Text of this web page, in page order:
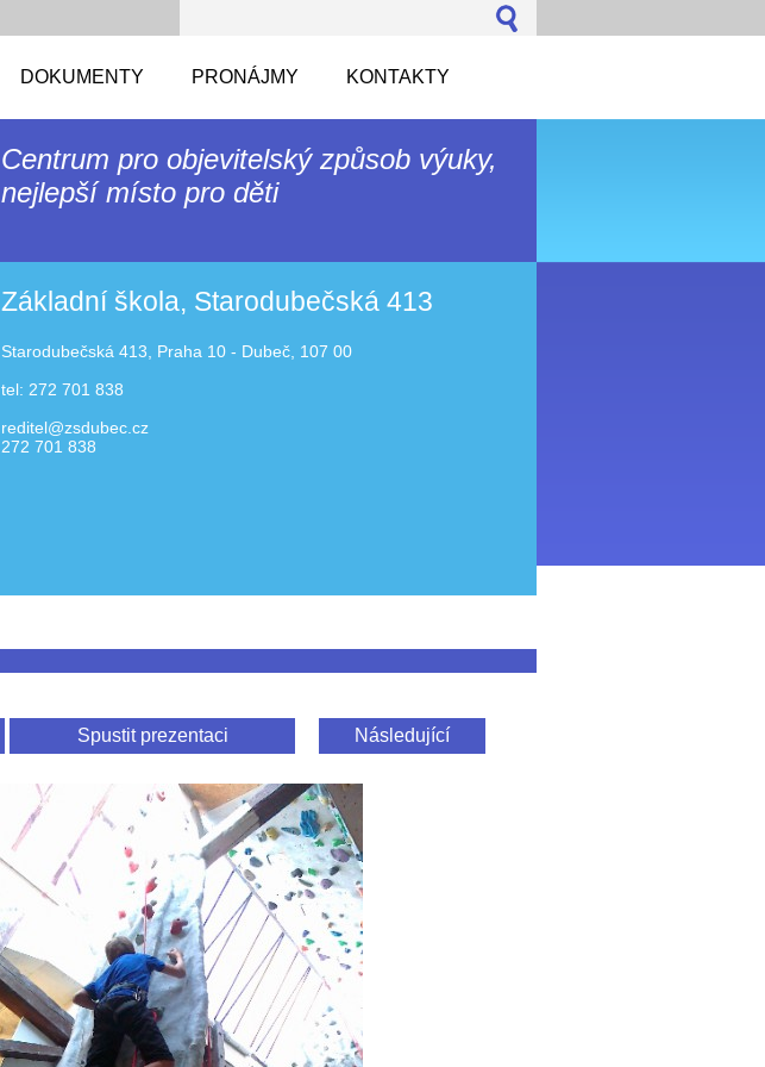
DOKUMENTY PRONÁJMY KONTAKTY
Centrum pro objevitelský způsob výuky,
nejlepší místo pro děti
Základní škola, Starodubečská 413
Starodubečská 413, Praha 10 - Dubeč, 107 00
tel: 272 701 838
reditel@zsdubec.cz
272 701 838
Spustit prezentaci Následující